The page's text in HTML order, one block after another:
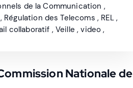
de la Communication ,
, Régulation des Telecoms , REL,
collaboratif , Veille ,video ,
Nationale de